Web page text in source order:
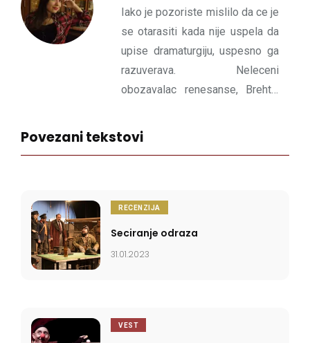
Iako je pozoriste mislilo da ce je
se otarasiti kada nije uspela da
upise dramaturgiju, uspesno ga
razuverava. Neleceni
obozavalac renesanse, Brehta,
relaciji Ruma-Novi Sad, ali u
Povezani tekstovi
RECENZIJA
Seciranje odraza
31.01.2023
VEST